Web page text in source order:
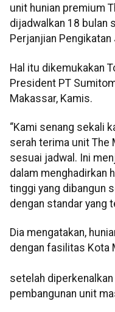
unit hunian premium
dijadwalkan 18 bulan
Perjanjian Pengikatan
Hal itu dikemukakan
President PT
Makassar, Kamis.
“Kami senang sekali
serah terima unit The
sesuai jadwal. Ini
dalam menghadirkan
tinggi yang dibangun
dengan standar yang
Dia mengatakan,
dengan fasilitas Kota
setelah
pembangunan unit